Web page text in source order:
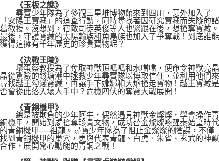
《玉板之謎》
尋寶少年隊為了參觀三星堆博物館來到四川，意外加入了
「安陽王寶藏」的追查行動，同時尋找著因研究寶藏而失蹤的諸
葛教授。沒想到，宿敵司徒英俊等人也緊跟在後，想搶奪寶藏。
最後，守護寶藏的太陽輪族和魚鳥族也加入了爭奪戰！到底誰能
獲得這擁有千年歷史的珍貴寶物呢？
《決戰王陵》
壞蛋蔡教授為了奪取神獸頂呱呱和水噹噹，便命令神獸亮晶
晶從驚險的錢塘潮中拯救少年尋寶隊以博取信任，並利用他們來
尋找越王勾踐寶藏，再讓手下娜娜和大炮搶走寶物！越王寶藏是
否會從此落入壞人手中？危機四伏的奪寶大戰展開！
《青銅機甲》
總是被欺負的少年阿牛，偶然遇見神獸金燦燦，學會操作青
銅機甲，開始到處搶奪珍貴文物，成功替金燦燦喚醒秦始皇時代
的青銅機甲──祖龍。尋寶少年隊為了阻止金燦燦的陰謀，不僅
找到青銅機甲的巢穴，更與代表青龍、白虎、朱雀、玄武的神獸
合作，展開驚心動魄的青銅之戰！